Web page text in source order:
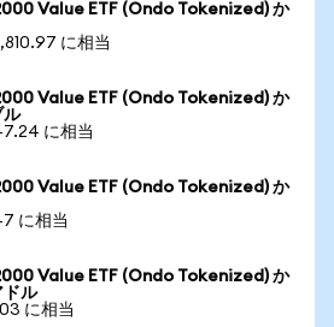
Value ETF (Ondo Tokenized) か
に相当
Value ETF (Ondo Tokenized) か
ル
に相当
Value ETF (Ondo Tokenized) か
に相当
Value ETF (Ondo Tokenized) か
ドル
に相当